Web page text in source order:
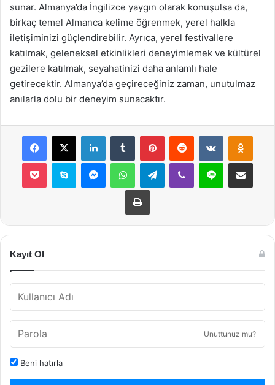
sunar. Almanya’da İngilizce yaygın olarak konuşulsa da,
birkaç temel Almanca kelime öğrenmek, yerel halkla
iletişiminizi güçlendirebilir. Ayrıca, yerel festivallere
katılmak, geleneksel etkinlikleri deneyimlemek ve kültürel
gezilere katılmak, seyahatinizi daha anlamlı hale
getirecektir. Almanya’da geçireceğiniz zaman, unutulmaz
anılarla dolu bir deneyim sunacaktır.
Facebook
X LinkedInTumblr PinterestReddit VKontakte
Pocket Skype MessengerWhatsAppTelegramViber Line E-Posta ile
Yazdır
Kayıt Ol
Unuttunuz mu?
Beni hatırla